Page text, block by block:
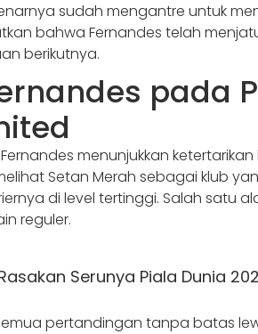
sudah mengantre untuk
bahwa Fernandes telah
berikutnya.
pada
menunjukkan
Setan Merah sebagai klub
di level tertinggi. Salah satu
reguler.
Serunya Piala Dunia
pertandingan tanpa batas